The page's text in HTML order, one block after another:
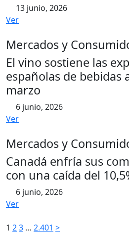
13 junio, 2026
Ver
Mercados y
El vino sostiene las
españolas de bebidas
marzo
6 junio, 2026
Ver
Mercados y
Canadá enfría sus
con una caída del
6 junio, 2026
Ver
Paginación
1 23 … 2.401 >